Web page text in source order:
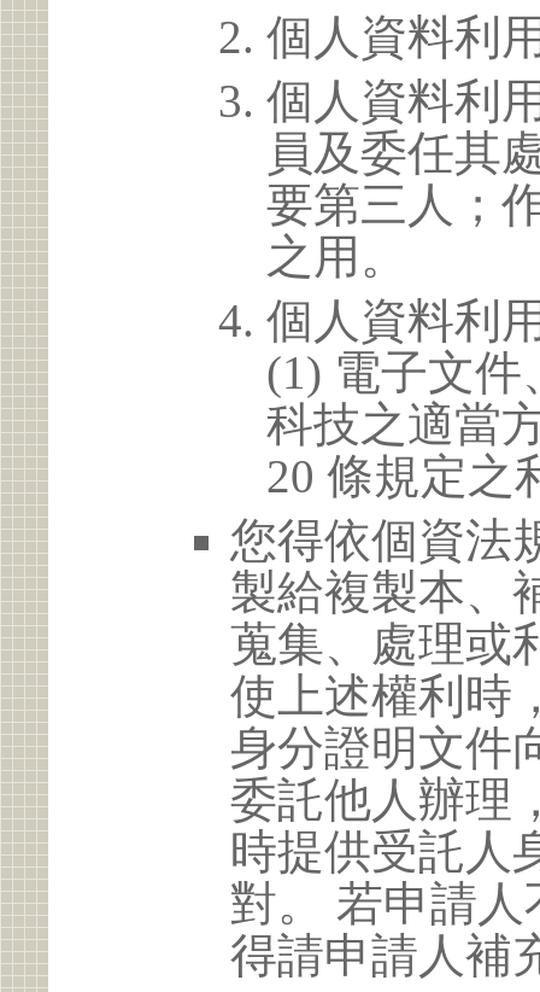
個人資料利
個人資料利
員及委任其
要第三人；
之用。
個人資料利
(1) 電子文
科技之適當
20 條規定之
您得依個資法
製給複製本、
蒐集、處理或
使上述權利時
身分證明文件
委託他人辦理
時提供受託人
對。 若申請
得請申請人補